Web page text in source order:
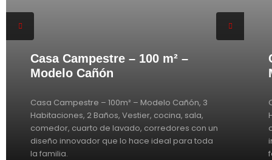
Casa Campestre – 100 m² –
Modelo Cañón
Casa Campestre – 100m² – Modelo Cañón, 3
Habitaciones, 2 Baños, Vestier, cocina, sala,
comedor, cuarto de lavado, corredores con un
diseño innovador que lo hace ideal para toda
la familia.